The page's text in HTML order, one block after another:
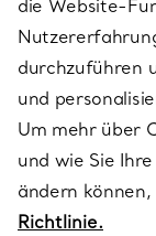
ÜBER TIFFANY &
RECHTLICHE
FOLGEN SIE UNS
die Website-
durchzuführen
und
Um mehr über
und wie Sie
ändern können,
Richtlinie.